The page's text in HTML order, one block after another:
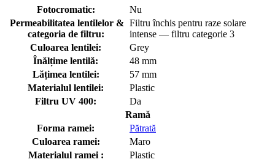
Fotocromatic:
Nu
Permeabilitatea lentilelor &
categoria de filtru:
Filtru închis pentru raze solare
intense — filtru categorie 3
Culoarea lentilei:
Grey
Înălțime lentilă:
48 mm
Lățimea lentilei:
57 mm
Materialul lentilei:
Plastic
Filtru UV 400:
Da
Ramă
Forma ramei:
Pătrată
Culoarea ramei:
Maro
Materialul ramei :
Plastic